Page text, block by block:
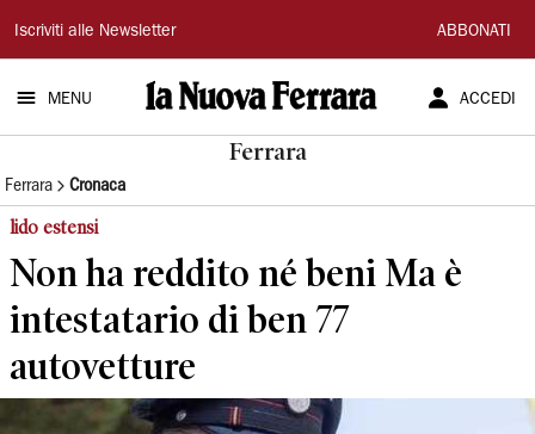
La
Nuova
Ferrara
Iscriviti alle Newsletter ABBONATI
MENU ACCEDI
Ferrara
Ferrara Cronaca
lido estensi
Non ha reddito né beni Ma è
intestatario di ben 77
autovetture